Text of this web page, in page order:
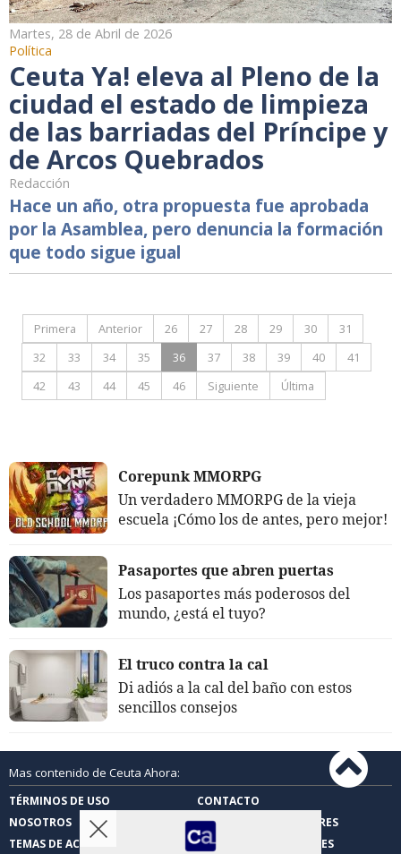
Martes, 28 de Abril de 2026
Política
Ceuta Ya! eleva al Pleno de la
ciudad el estado de limpieza
de las barriadas del Príncipe y
de Arcos Quebrados
Redacción
Hace un año, otra propuesta fue aprobada
por la Asamblea, pero denuncia la formación
que todo sigue igual
Primera Anterior 26 27 28 29 30
31
32
33 34 35 36 37 38 39 40
41
42
43 44 45 46 Siguiente Última
Corepunk MMORPG
Un verdadero MMORPG de la vieja
escuela ¡Cómo los de antes, pero mejor!
Pasaportes que abren puertas
Los pasaportes más poderosos del
mundo, ¿está el tuyo?
El truco contra la cal
Di adiós a la cal del baño con estos
sencillos consejos
Mas contenido de Ceuta Ahora:
TÉRMINOS DE USO
CONTACTO
NOSOTROS
CARTAS DE LOS LECTORES
TEMAS DE ACTUALIDAD
FOTOS DE LOS LECTORES